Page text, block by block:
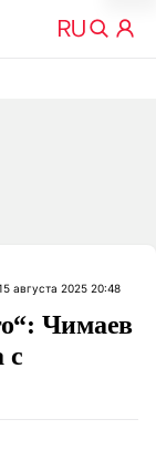
августа 2025 20:48
Чимаев
с